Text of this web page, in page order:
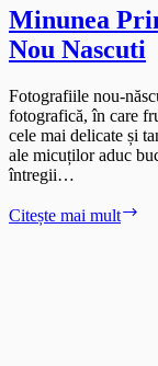
Minunea
Nou Nascuti
Fotografiile nou-
fotografică, în care
cele mai delicate și
ale micuților aduc
întregii…
Citește mai mult